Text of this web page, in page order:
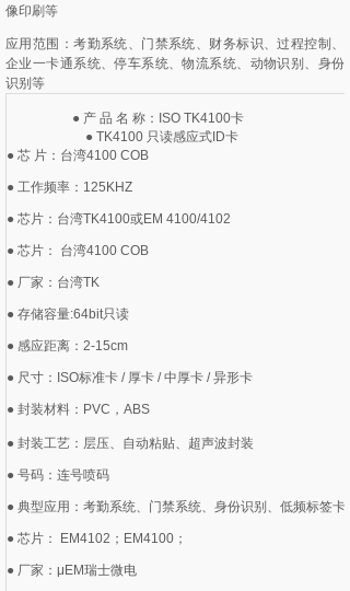
像印刷等
应用范围：考勤系统、门禁系统、财务标识、过程控制、
企业一卡通系统、停车系统、物流系统、动物识别、身份
识别等
● 产 品 名 称：ISO TK4100卡
● TK4100 只读感应式ID卡
● 芯 片：台湾4100 COB
● 工作频率：125KHZ
● 芯片：台湾TK4100或EM 4100/4102
● 芯片： 台湾4100 COB
● 厂家：台湾TK
● 存储容量:64bit只读
● 感应距离：2-15cm
● 尺寸：ISO标准卡 / 厚卡 / 中厚卡 / 异形卡
● 封装材料：PVC，ABS
● 封装工艺：层压、自动粘贴、超声波封装
● 号码：连号喷码
● 典型应用：考勤系统、门禁系统、身份识别、低频标签卡
● 芯片： EM4102；EM4100；
● 厂家：μEM瑞士微电